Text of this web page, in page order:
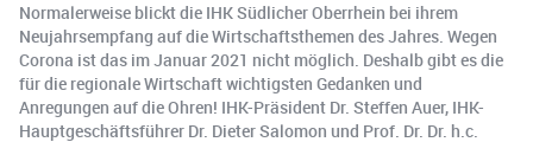
Normalerweise blickt die IHK Südlicher Oberrhein bei ihrem
Neujahrsempfang auf die Wirtschaftsthemen des Jahres. Wegen
Corona ist das im Januar 2021 nicht möglich. Deshalb gibt es die
für die regionale Wirtschaft wichtigsten Gedanken und
Anregungen auf die Ohren! IHK-Präsident Dr. Steffen Auer, IHK-
Hauptgeschäftsführer Dr. Dieter Salomon und Prof. Dr. Dr. h.c.